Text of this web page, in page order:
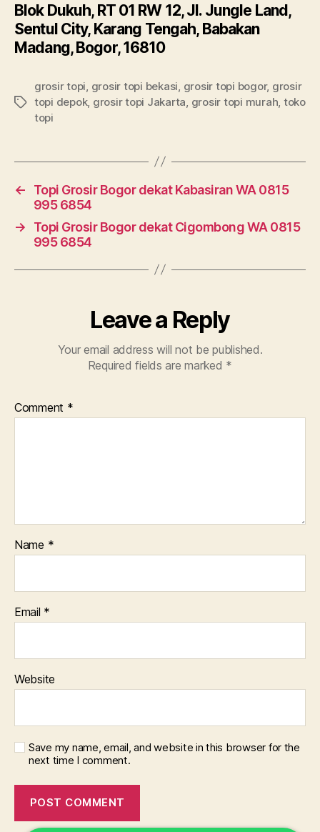
Blok Dukuh, RT 01 RW 12, Jl. Jungle Land,
Sentul City, Karang Tengah, Babakan
Madang, Bogor, 16810
Tags
grosir topi grosir topi bekasi grosir topi bogor, grosir
topi depok, grosir topi Jakarta grosir topi murah toko
topi
←
Topi Grosir Bogor dekat Kabasiran WA 0815
995 6854
→
Topi Grosir Bogor dekat Cigombong WA 0815
995 6854
Leave a Reply
Your email address will not be published.
Required fields are marked *
Comment *
Name *
Email *
Website
Save my name, email, and website in this browser for the
next time I comment.